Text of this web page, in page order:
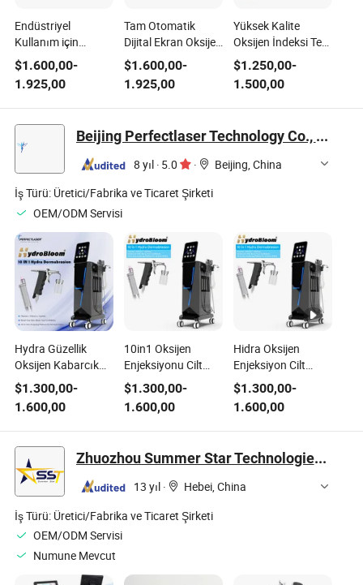
Endüstriyel
Kullanım için
Otomatik Oksijen
İndeksi Test
Ekipmanları
$1.600,00-
1.925,00
Tam Otomatik
Dijital Ekran Oksijen
İndeksi Test Cihazı
Sınırlayıcı Oksijen
İndeksi Test
Ekipmanı
$1.600,00-
1.925,00
Yüksek Kalite
Oksijen İndeksi Test
Cihazı Premium
Oksijen İndeksi Test
Cihazı
$1.250,00-
1.500,00
Beijing Perfectlaser Technology Co., Ltd
8 yıl · 5.0 ·
Beijing, China
İş Türü: Üretici/Fabrika ve Ticaret Şirketi
OEM/ODM Servisi
Hydra Güzellik
Oksijen Kabarcık
Tabancası Kırışıklık
Giderme Kan
Dolaşımını
İyileştirme Cihazı
$1.300,00-
1.600,00
10in1 Oksijen
Enjeksiyonu Cilt
Sıkılaştırma
Elastikiyeti
Geliştirme
Ekipmanı
$1.300,00-
1.600,00
Hidra Oksijen
Enjeksiyon Cilt
Temizleme Kolajen
Bakım Cihazı
$1.300,00-
1.600,00
Zhuozhou Summer Star Technologies Co., Ltd.
13 yıl ·
Hebei, China
İş Türü: Üretici/Fabrika ve Ticaret Şirketi
OEM/ODM Servisi
Numune Mevcut